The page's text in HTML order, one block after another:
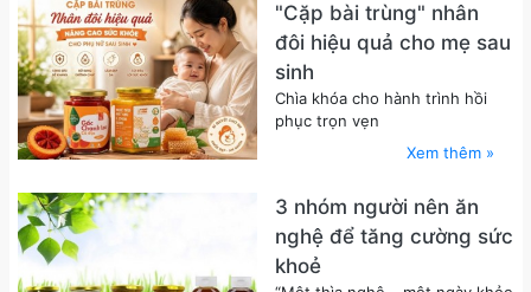
"Cặp bài trùng" nhân
đôi hiệu quả cho mẹ sau
sinh
Chìa khóa cho hành trình hồi
phục trọn vẹn
Xem thêm »
3 nhóm người nên ăn
nghệ để tăng cường sức
khoẻ